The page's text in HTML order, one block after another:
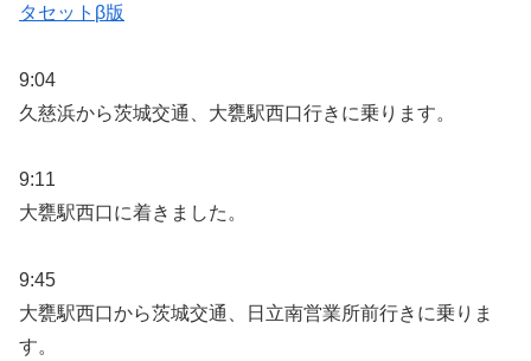
タセットβ版
9:04
久慈浜から茨城交通、大甕駅西口行きに乗ります。
9:11
大甕駅西口に着きました。
9:45
大甕駅西口から茨城交通、日立南営業所前行きに乗りま
す。